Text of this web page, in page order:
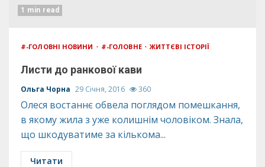
1 min read
#-ГОЛОВНІ НОВИНИ #-ГОЛОВНЕ ЖИТТЄВІ ІСТОРІЇ
Листи до ранкової кави
Ольга Чорна 29 Січня, 2016 360
Олеся востаннє обвела поглядом помешкання,
в якому жила з уже колишнім чоловіком. Знала,
що шкодуватиме за кількома...
Читати